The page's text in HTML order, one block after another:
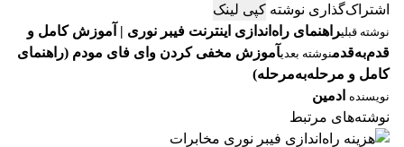
اشتراک‌گذاری نوشته کپی لینک
نوشته قبلیراهنمای راه‌اندازی اینترنت فیبر نوری | آموزش کامل و
قدم‌به‌قدمنوشته بعدیآموزش مخفی کردن وای فای مودم (راهنمای
کامل و مرحله‌به‌مرحله)
نویسنده
ادمین
نوشته‌های مرتبط